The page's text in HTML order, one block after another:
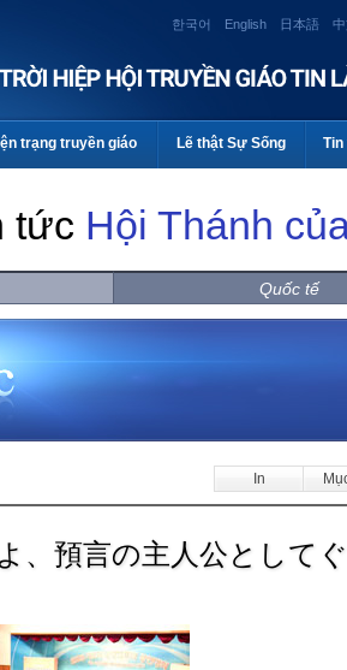
한국어 English 日本語
trạng truyền giáo Lẽ thật Sự Sống Tin
tức Hội Thánh
Quốc tế
In
、預言の主人公として